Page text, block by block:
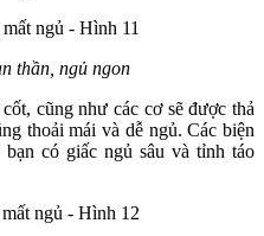
thần, ngủ ngon
cũng như các cơ sẽ được thả
thoải mái và dễ ngủ. Các biện
bạn có giấc ngủ sâu và tỉnh táo